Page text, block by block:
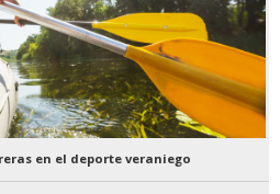
en el deporte veraniego